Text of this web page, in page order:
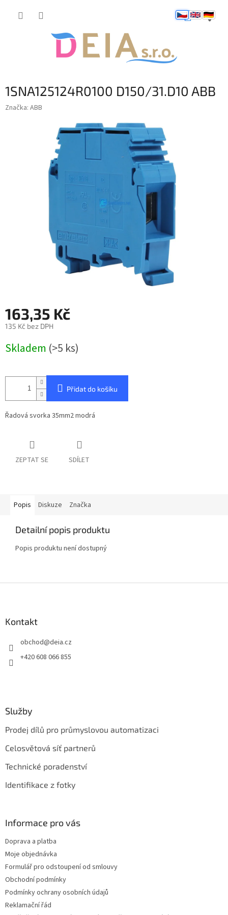
1SNA125124R0100 D150/31.D10 ABB
Značka: ABB
163,35 Kč
135 Kč bez DPH
cena:
Skladem (>5 ks)
Přidat do košíku
Řadová svorka 35mm2 modrá
ZEPTAT SE SDÍLET
Popis Diskuze Značka
Detailní popis produktu
Popis produktu není dostupný
Kontakt
obchod@deia.cz
+420 608 066 855
Služby
Prodej dílů pro průmyslovou automatizaci
Celosvětová síť partnerů
Technické poradenství
Identifikace z fotky
Informace pro vás
Doprava a platba
Moje objednávka
Formulář pro odstoupení od smlouvy
Obchodní podmínky
Podmínky ochrany osobních údajů
Reklamační řád